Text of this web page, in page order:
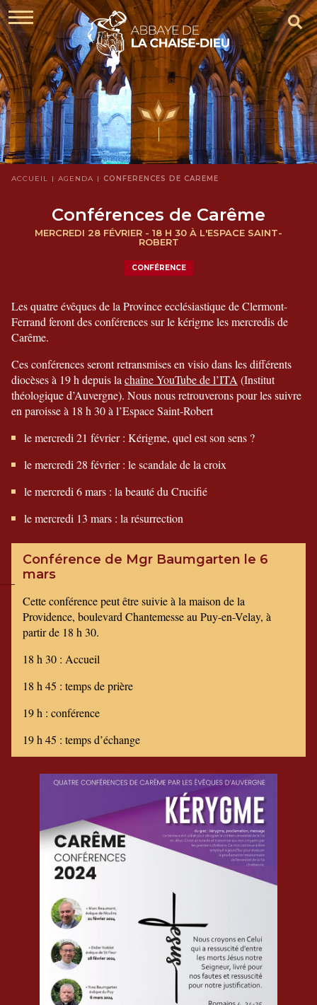
ACCUEIL AGENDA CONFÉRENCES DE CARÊME
Conférences de Carême
MERCREDI 28 FÉVRIER - 18 H 30 À L'ESPACE SAINT-
ROBERT
CONFÉRENCE
Les quatre évêques de la Province ecclésiastique de Clermont-
Ferrand feront des conférences sur le kérigme les mercredis de
Carême.
Ces conférences seront retransmises en visio dans les différents
diocèses à 19 h depuis lachaîne YouTube de l’ITA (Institut
théologique d’Auvergne). Nous nous retrouverons pour les suivre
en paroisse à 18 h 30 à l’Espace Saint-Robert
le mercredi 21 février : Kérigme, quel est son sens ?
le mercredi 28 février : le scandale de la croix
le mercredi 6 mars : la beauté du Crucifié
le mercredi 13 mars : la résurrection
Conférence de Mgr Baumgarten le 6
mars
Cette conférence peut être suivie à la maison de la
Providence, boulevard Chantemesse au Puy-en-Velay, à
partir de 18 h 30.
18 h 30 : Accueil
18 h 45 : temps de prière
19 h : conférence
19 h 45 : temps d’échange